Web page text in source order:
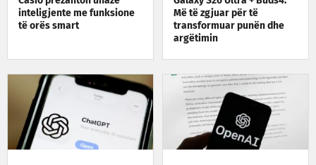
inteligjente me funksione
të orës smart
Më të zgjuar për të
transformuar punën dhe
argëtimin